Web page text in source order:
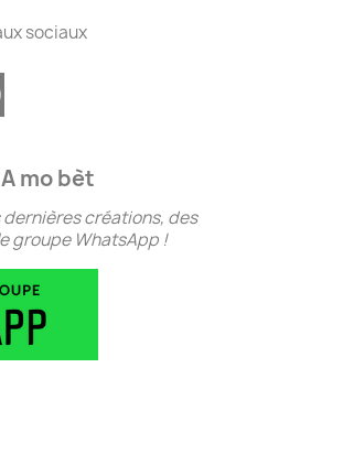
sociaux
mo bèt
créations, des
groupe WhatsApp !